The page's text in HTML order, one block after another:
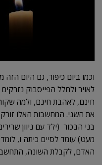
וכמו ביום כיפור, גם היום
לאויר ולחלל הפייסבוק
חינם, לאהבת חינם, ולמה
את השני. המחשבות האלו
בני הבכור (ילד עם ניוון
מעט) עומד לסיים כיתה ו,
האדם, לקבלת השונה,